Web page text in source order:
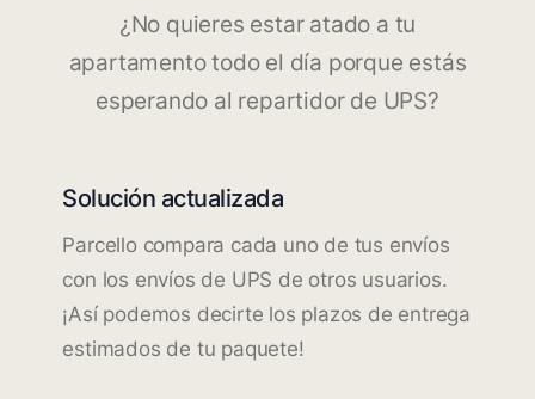
¿No quieres estar atado a tu
apartamento todo el día porque estás
esperando al repartidor de UPS?
Solución actualizada
Parcello compara cada uno de tus envíos
con los envíos de UPS de otros usuarios.
¡Así podemos decirte los plazos de entrega
estimados de tu paquete!